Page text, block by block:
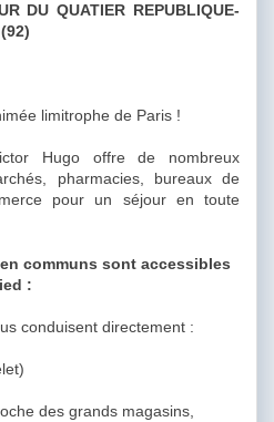
DU QUATIER REPUBLIQUE-
limitrophe de Paris !
Hugo offre de nombreux
pharmacies, bureaux de
pour un séjour en toute
communs sont accessibles
:
conduisent directement :
des grands magasins,